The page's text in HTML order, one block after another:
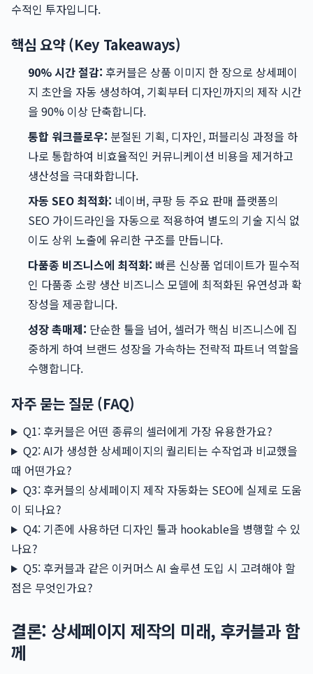
수적인 투자입니다.
핵심 요약 (Key Takeaways)
90% 시간 절감: 후커블은 상품 이미지 한 장으로 상세페이
지 초안을 자동 생성하여, 기획부터 디자인까지의 제작 시간
을 90% 이상 단축합니다.
통합 워크플로우: 분절된 기획, 디자인, 퍼블리싱 과정을 하
나로 통합하여 비효율적인 커뮤니케이션 비용을 제거하고
생산성을 극대화합니다.
자동 SEO 최적화: 네이버, 쿠팡 등 주요 판매 플랫폼의
SEO 가이드라인을 자동으로 적용하여 별도의 기술 지식 없
이도 상위 노출에 유리한 구조를 만듭니다.
다품종 비즈니스에 최적화: 빠른 신상품 업데이트가 필수적
인 다품종 소량 생산 비즈니스 모델에 최적화된 유연성과 확
장성을 제공합니다.
성장 촉매제: 단순한 툴을 넘어, 셀러가 핵심 비즈니스에 집
중하게 하여 브랜드 성장을 가속하는 전략적 파트너 역할을
수행합니다.
자주 묻는 질문 (FAQ)
Q1: 후커블은 어떤 종류의 셀러에게 가장 유용한가요?
Q2: AI가 생성한 상세페이지의 퀄리티는 수작업과 비교했을
때 어떤가요?
Q3: 후커블의 상세페이지 제작 자동화는 SEO에 실제로 도움
이 되나요?
Q4: 기존에 사용하던 디자인 툴과 hookable을 병행할 수 있
나요?
Q5: 후커블과 같은 이커머스 AI 솔루션 도입 시 고려해야 할
점은 무엇인가요?
결론: 상세페이지 제작의 미래, 후커블과 함
께